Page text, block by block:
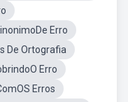
Erro
De Ortografia
Erro
Erros